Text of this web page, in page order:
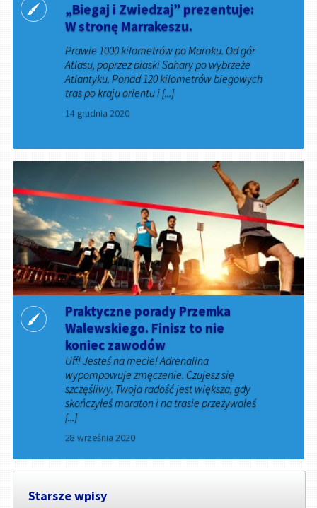
„Biegaj i Zwiedzaj” prezentuje:
W stronę Marrakeszu.
Prawie 1000 kilometrów po Maroku. Od gór
Atlasu, poprzez piaski Sahary po wybrzeże
Atlantyku. Ponad 120 kilometrów biegowych
tras po kraju orientu i [...]
14 grudnia 2020
Praktyczne porady Przemka
Walewskiego. Finisz to nie
koniec zawodów
Uff! Jesteś na mecie! Adrenalina
wypompowuje zmęczenie. Czujesz się
szczęśliwy. Twoja radość jest większa, gdy
skończyłeś maraton i na trasie przeżywałeś
[...]
28 września 2020
Starsze wpisy